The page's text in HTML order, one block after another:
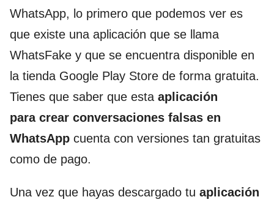
WhatsApp, lo primero que podemos ver es
que existe una aplicación que se llama
WhatsFake y que se encuentra disponible en
la tienda Google Play Store de forma gratuita.
Tienes que saber que esta aplicación
para crear conversaciones falsas en
WhatsApp cuenta con versiones tan gratuitas
como de pago.
Una vez que hayas descargado tu aplicación